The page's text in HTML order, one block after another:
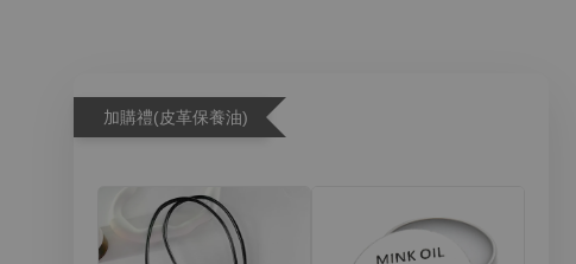
加購禮(皮革保養油)